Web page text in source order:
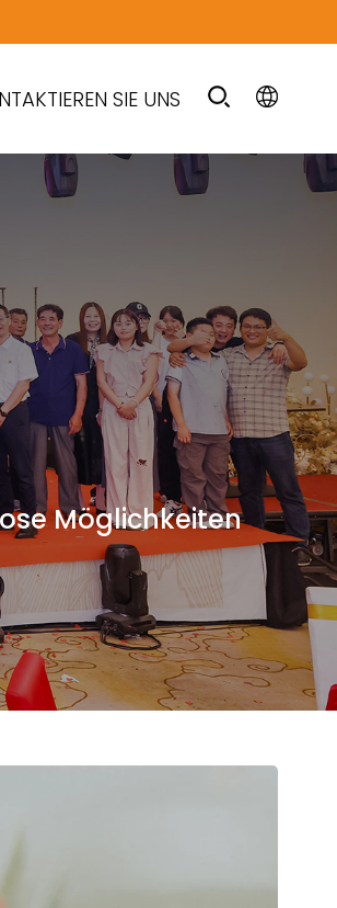
SIE UNS
Möglichkeiten